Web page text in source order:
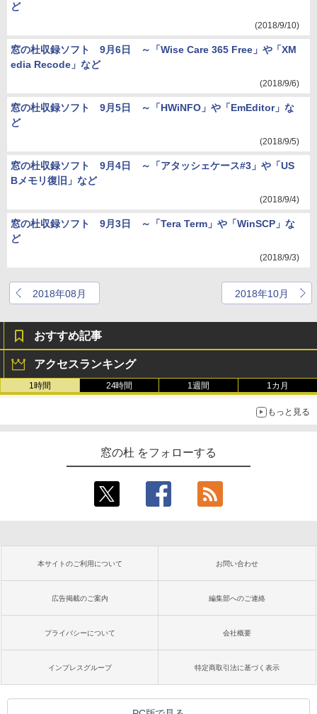
ど
(2018/9/10)
窓の杜収録ソフト 9月6日 ～「Wise Care 365 Free」や「XM
edia Recode」など
(2018/9/6)
窓の杜収録ソフト 9月5日 ～「HWiNFO」や「EmEditor」な
ど
(2018/9/5)
窓の杜収録ソフト 9月4日 ～「アタッシェケース#3」や「US
Bメモリ復旧」など
(2018/9/4)
窓の杜収録ソフト 9月3日 ～「Tera Term」や「WinSCP」な
ど
(2018/9/3)
2018年08月 2018年10月
おすすめ記事
アクセスランキング
1時間 24時間 1週間 1カ月
もっと見る
窓の杜 をフォローする
本サイトのご利用について お問い合わせ
広告掲載のご案内 編集部へのご連絡
プライバシーについて 会社概要
インプレスグループ 特定商取引法に基づく表示